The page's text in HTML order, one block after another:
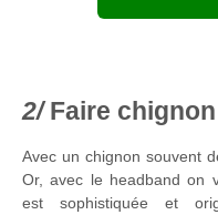
Faire
Avec un chignon souvent
Or, avec le headband on
est sophistiquée et